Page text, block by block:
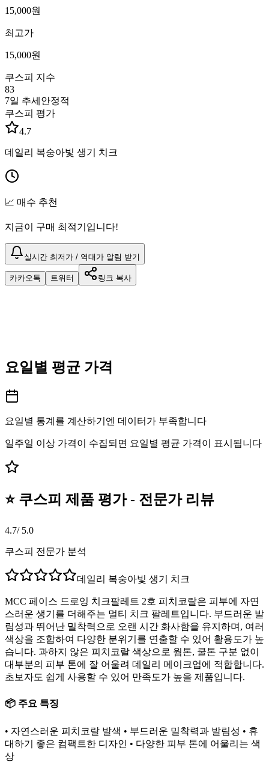
15,000원
최고가
15,000원
쿠스피 지수
83
7일 추세 안정적
쿠스피 평가
4.7
데일리 복숭아빛 생기 치크
📈 매수 추천
지금이 구매 최적기입니다!
실시간 최저가 / 역대가 알림 받기
카카오톡 트위터 링크 복사
요일별 평균 가격
요일별 통계를 계산하기엔 데이터가 부족합니다
일주일 이상 가격이 수집되면 요일별 평균 가격이 표시됩니다
⭐ 쿠스피 제품 평가 - 전문가 리뷰
4.7/ 5.0
쿠스피 전문가 분석
데일리 복숭아빛 생기 치크
MCC 페이스 드로잉 치크팔레트 2호 피치코랄은 피부에 자연
스러운 생기를 더해주는 멀티 치크 팔레트입니다. 부드러운 발
림성과 뛰어난 밀착력으로 오랜 시간 화사함을 유지하며, 여러
색상을 조합하여 다양한 분위기를 연출할 수 있어 활용도가 높
습니다. 과하지 않은 피치코랄 색상으로 웜톤, 쿨톤 구분 없이
대부분의 피부 톤에 잘 어울려 데일리 메이크업에 적합합니다.
초보자도 쉽게 사용할 수 있어 만족도가 높을 제품입니다.
📦 주요 특징
• 자연스러운 피치코랄 발색 • 부드러운 밀착력과 발림성 • 휴
대하기 좋은 컴팩트한 디자인 • 다양한 피부 톤에 어울리는 색
상